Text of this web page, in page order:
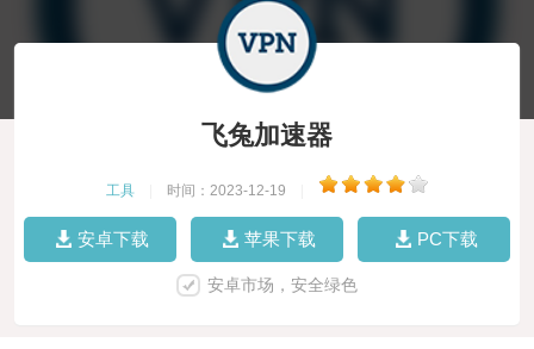
飞兔加速器
工具 时间：2023-12-19
安卓下载 苹果下载 PC下载
安卓市场，安全绿色